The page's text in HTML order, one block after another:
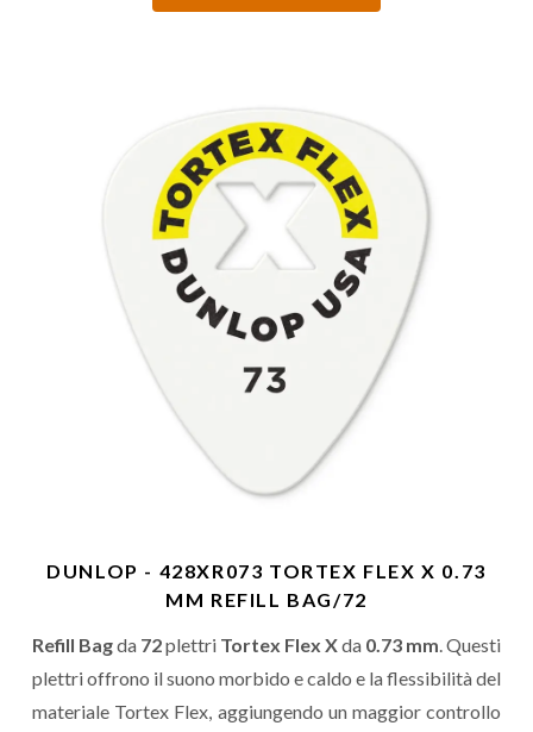
DUNLOP - 428XR073 TORTEX FLEX X 0.73
MM REFILL BAG/72
Refill Bagda 72plettri Tortex Flex Xda 0.73 mm. Questi
plettri offrono il suono morbido e caldo e la flessibilità del
materiale Tortex Flex, aggiungendo un maggior controllo